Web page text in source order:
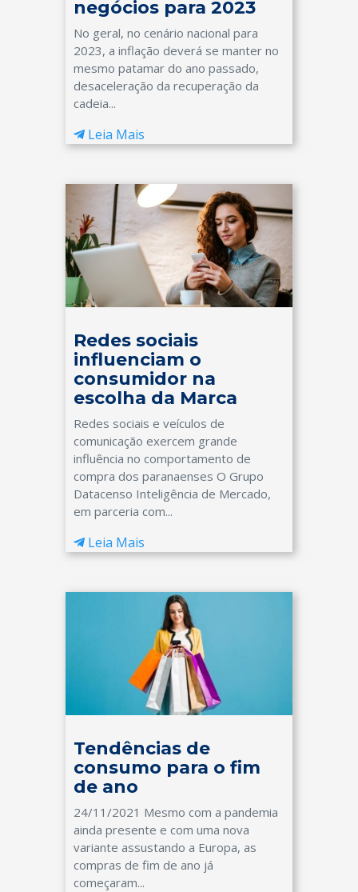
negócios para 2023
No geral, no cenário nacional para
2023, a inflação deverá se manter no
mesmo patamar do ano passado,
desaceleração da recuperação da
cadeia...
Leia Mais
Redes sociais
influenciam o
consumidor na
escolha da Marca
Redes sociais e veículos de
comunicação exercem grande
influência no comportamento de
compra dos paranaenses O Grupo
Datacenso Inteligência de Mercado,
em parceria com...
Leia Mais
Tendências de
consumo para o fim
de ano
24/11/2021 Mesmo com a pandemia
ainda presente e com uma nova
variante assustando a Europa, as
compras de fim de ano já
começaram...